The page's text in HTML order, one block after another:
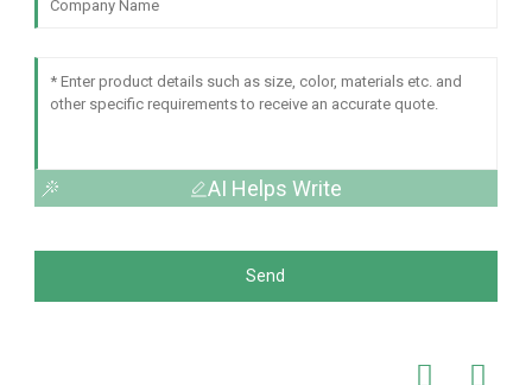
AI Helps Write
Send